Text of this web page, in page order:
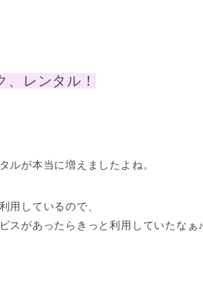
、レンタル！
ルが本当に増えましたよね。
用しているので、
スがあったらきっと利用していたなぁ♪